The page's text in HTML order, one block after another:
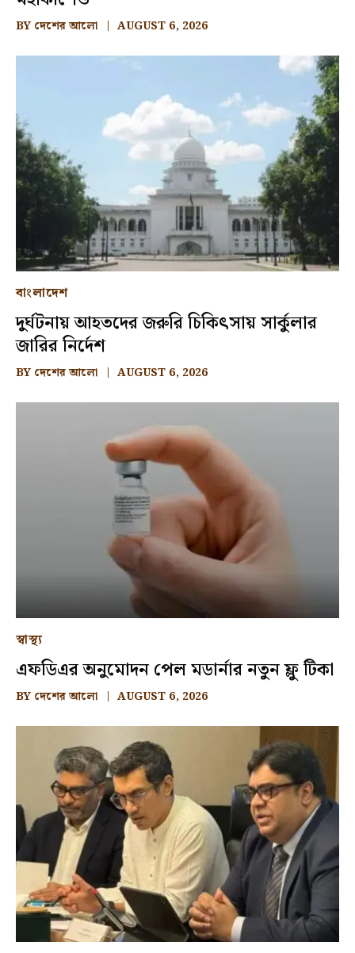
BY দেশের আলো AUGUST 6, 2026
বাংলাদেশ
দুর্ঘটনায় আহতদের জরুরি চিকিৎসায় সার্কুলার
জারির নির্দেশ
BY দেশের আলো AUGUST 6, 2026
স্বাস্থ্য
এফডিএর অনুমোদন পেল মডার্নার নতুন ফ্লু টিকা
BY দেশের আলো AUGUST 6, 2026